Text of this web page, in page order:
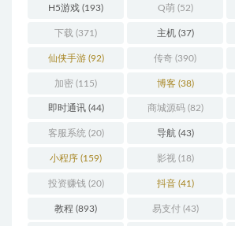
H5游戏 (193) Q萌 (52)
下载 (371) 主机(37)
仙侠手游(92) 传奇 (390)
加密 (115) 博客(38)
即时通讯(44) 商城源码(82)
客服系统 (20) 导航(43)
小程序 (159) 影视(18)
投资赚钱 (20) 抖音(41)
教程 (893) 易支付(43)